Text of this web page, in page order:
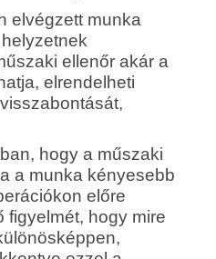
elvégzett munka
ellenőr akár a
elrendelheti
hogy a műszaki
a munka kényesebb
előre
figyelmét, hogy mire